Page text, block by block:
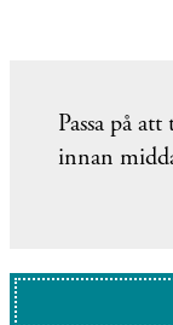
Passa på
innan